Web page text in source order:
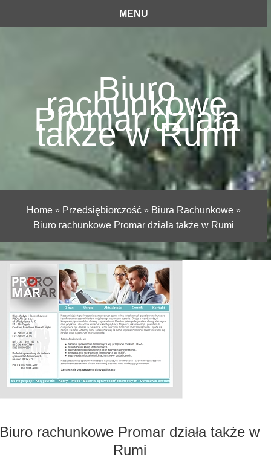
MENU
Biuro
rachunkowe
Promar działa
także w Rumi
Home » Przedsiębiorczość » Biura Rachunkowe »
Biuro rachunkowe Promar działa także w Rumi
Biuro rachunkowe Promar działa także w
Rumi